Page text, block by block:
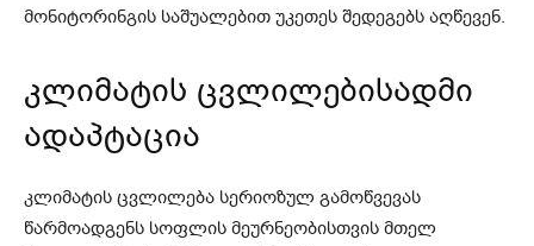
მონიტორინგის საშუალებით უკეთეს შედეგებს აღწევენ.
კლიმატის ცვლილებისადმი
ადაპტაცია
კლიმატის ცვლილება სერიოზულ გამოწვევას
წარმოადგენს სოფლის მეურნეობისთვის მთელ